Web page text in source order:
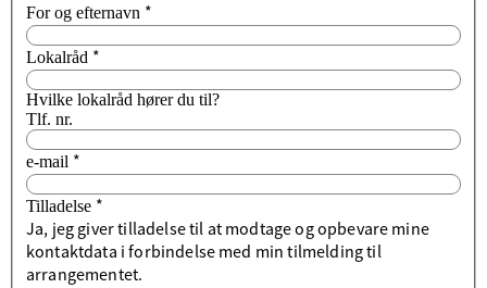
For og efternavn *
Lokalråd *
Hvilke lokalråd hører du til?
Tlf. nr.
e-mail *
Tilladelse *
Ja, jeg giver tilladelse til at modtage og opbevare mine
kontaktdata i forbindelse med min tilmelding til
arrangementet.